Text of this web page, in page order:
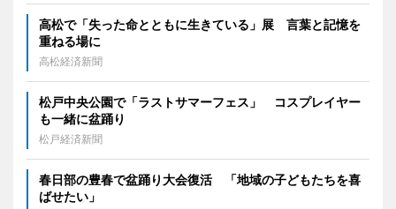
高松で「失った命とともに生きている」展 言葉と記憶を
重ねる場に
高松経済新聞
松戸中央公園で「ラストサマーフェス」 コスプレイヤー
も一緒に盆踊り
松戸経済新聞
春日部の豊春で盆踊り大会復活 「地域の子どもたちを喜
ばせたい」